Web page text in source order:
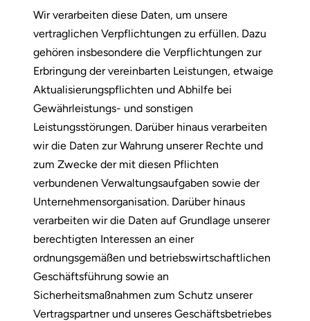
Wir verarbeiten diese Daten, um unsere
vertraglichen Verpflichtungen zu erfüllen. Dazu
gehören insbesondere die Verpflichtungen zur
Erbringung der vereinbarten Leistungen, etwaige
Aktualisierungspflichten und Abhilfe bei
Gewährleistungs- und sonstigen
Leistungsstörungen. Darüber hinaus verarbeiten
wir die Daten zur Wahrung unserer Rechte und
zum Zwecke der mit diesen Pflichten
verbundenen Verwaltungsaufgaben sowie der
Unternehmensorganisation. Darüber hinaus
verarbeiten wir die Daten auf Grundlage unserer
berechtigten Interessen an einer
ordnungsgemäßen und betriebswirtschaftlichen
Geschäftsführung sowie an
Sicherheitsmaßnahmen zum Schutz unserer
Vertragspartner und unseres Geschäftsbetriebes